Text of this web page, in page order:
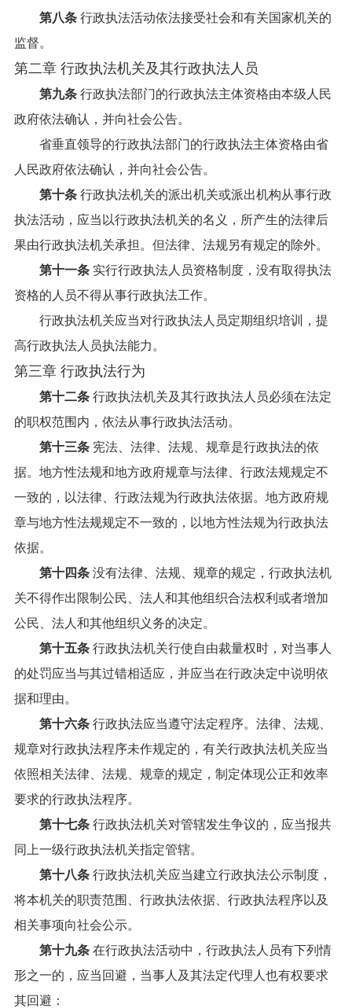
第八条 行政执法活动依法接受社会和有关国家机关的
监督。
第二章 行政执法机关及其行政执法人员
第九条 行政执法部门的行政执法主体资格由本级人民
政府依法确认，并向社会公告。
省垂直领导的行政执法部门的行政执法主体资格由省
人民政府依法确认，并向社会公告。
第十条 行政执法机关的派出机关或派出机构从事行政
执法活动，应当以行政执法机关的名义，所产生的法律后
果由行政执法机关承担。但法律、法规另有规定的除外。
第十一条 实行行政执法人员资格制度，没有取得执法
资格的人员不得从事行政执法工作。
行政执法机关应当对行政执法人员定期组织培训，提
高行政执法人员执法能力。
第三章 行政执法行为
第十二条 行政执法机关及其行政执法人员必须在法定
的职权范围内，依法从事行政执法活动。
第十三条 宪法、法律、法规、规章是行政执法的依
据。地方性法规和地方政府规章与法律、行政法规规定不
一致的，以法律、行政法规为行政执法依据。地方政府规
章与地方性法规规定不一致的，以地方性法规为行政执法
依据。
第十四条 没有法律、法规、规章的规定，行政执法机
关不得作出限制公民、法人和其他组织合法权利或者增加
公民、法人和其他组织义务的决定。
第十五条 行政执法机关行使自由裁量权时，对当事人
的处罚应当与其过错相适应，并应当在行政决定中说明依
据和理由。
第十六条 行政执法应当遵守法定程序。法律、法规、
规章对行政执法程序未作规定的，有关行政执法机关应当
依照相关法律、法规、规章的规定，制定体现公正和效率
要求的行政执法程序。
第十七条 行政执法机关对管辖发生争议的，应当报共
同上一级行政执法机关指定管辖。
第十八条 行政执法机关应当建立行政执法公示制度，
将本机关的职责范围、行政执法依据、行政执法程序以及
相关事项向社会公示。
第十九条 在行政执法活动中，行政执法人员有下列情
形之一的，应当回避，当事人及其法定代理人也有权要求
其回避：